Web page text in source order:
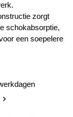
zorgt
schokabsorptie,
een soepelere